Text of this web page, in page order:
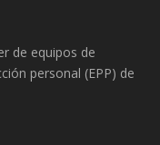
de equipos de
personal (EPP) de